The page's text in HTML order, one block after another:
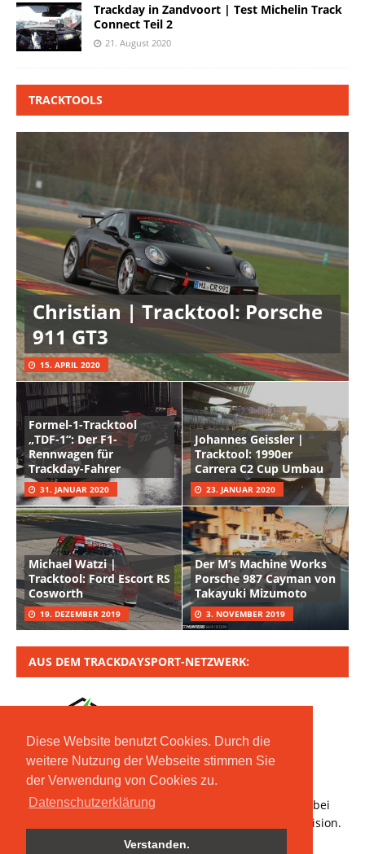
Diese Website benutzt Cookies. Durch die
weitere Nutzung der Webseite stimmen Sie
der Verwendung von Cookies zu.
Datenschutzerklärung
Verstanden.
Trackday in Zandvoort | Test Michelin Track
Connect Teil 2
21. August 2020
TRACKTOOLS
Christian | Tracktool: Porsche
911 GT3
15. APRIL 2020
Formel-1-Tracktool
„TDF-1“: Der F1-
Rennwagen für
Trackday-Fahrer
31. JANUAR 2020
Johannes Geissler |
Tracktool: 1990er
Carrera C2 Cup Umbau
23. JANUAR 2020
Michael Watzi |
Tracktool: Ford Escort RS
Cosworth
19. DEZEMBER 2019
Der M’s Machine Works
Porsche 987 Cayman von
Takayuki Mizumoto
3. NOVEMBER 2019
AUS DEM TRACKDAYSPORT-NETZWERK:
Copyright © 2020 Moritz Nolte GmbH | Mit *
gekennzeichnete Links sind Affiliate-Links. Bestellt ihr bei
den verlinkten Händlern, erhalten wir eine kleine Provision.